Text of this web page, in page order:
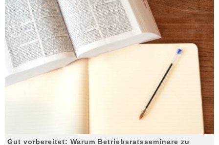
Gut vorbereitet: Warum Betriebsratsseminare zu